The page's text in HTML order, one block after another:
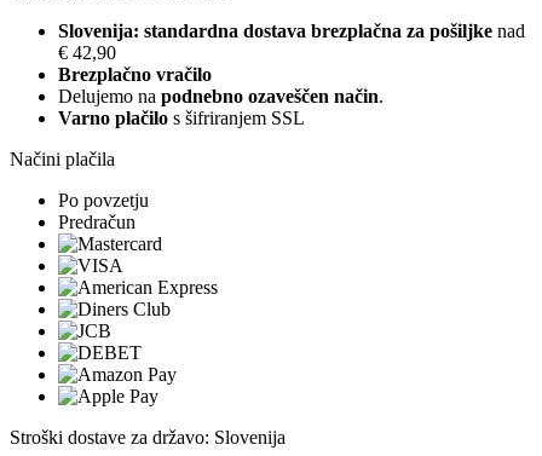
Slovenija: standardna dostava brezplačna za pošiljke nad
€ 42,90
Brezplačno vračilo
Delujemo na podnebno ozaveščen način.
Varno plačilo s šifriranjem SSL
Načini plačila
Po povzetju
Predračun
Stroški dostave za državo: Slovenija